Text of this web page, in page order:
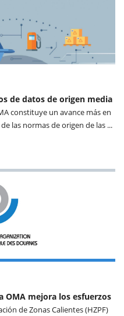
de datos de origen media
constituye un avance más en
las normas de origen de las ...
OMA mejora los esfuerzos
de Zonas Calientes (HZPF)